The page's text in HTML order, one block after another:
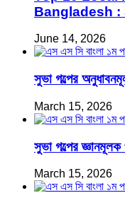
Bangladesh
June 14, 2026
সুভা গল্পের
March 15, 2026
সুভা গল্পের
March 15, 2026